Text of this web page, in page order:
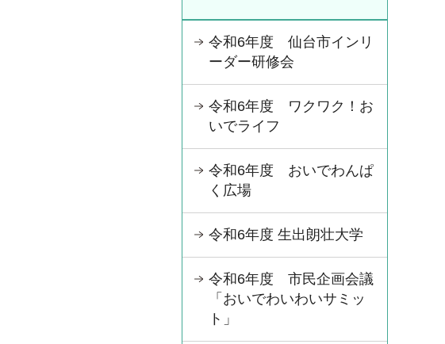
令和6年度 仙台市インリ
ーダー研修会
令和6年度 ワクワク！お
いでライフ
令和6年度 おいでわんぱ
く広場
令和6年度 生出朗壮大学
令和6年度 市民企画会議
「おいでわいわいサミッ
ト」